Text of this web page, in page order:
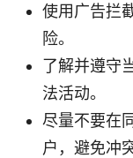
使用广告拦
险。
了解并遵守
法活动。
尽量不要在
户，避免冲